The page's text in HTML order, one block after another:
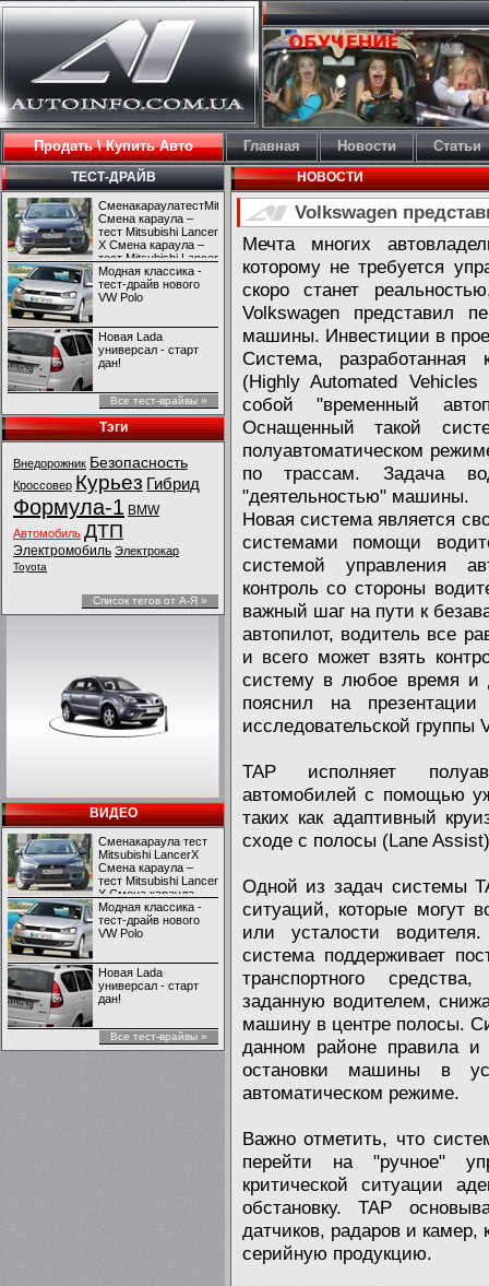
Продать \ Купить Авто Главная Новости Статьи
ТЕСТ-ДРАЙВ
СменакараулатестMitsubishiLancerX
Смена караула –
тест Mitsubishi Lancer
X Смена караула –
тест Mitsubishi Lancer
X
Модная классика -
тест-драйв нового
VW Polo
Новая Lada
универсал - старт
дан!
Все тест-врайвы »
Тэги
Внедорожник Безопасность
Кроссовер Курьез Гибрид
Формула-1 BMW
Автомобиль ДТП
Электромобиль Электрокар
Toyota
Список тегов от А-Я »
ВИДЕО
Сменакараула тест
Mitsubishi LancerX
Смена караула –
тест Mitsubishi Lancer
X Смена караула –
тест Mitsubishi Lancer
X
Модная классика -
тест-драйв нового
VW Polo
Новая Lada
универсал - старт
дан!
Все тест-врайвы »
НОВОСТИ
Volkswagen
Мечта многих
которому не требуется
скоро станет
Volkswagen представил
машины. Инвестиции в
Система, разработанная
(Highly Automated
собой "временный
Оснащенный такой
полуавтоматическом
по трассам. Задача
"деятельностью" машины.
Новая система является
системами помощи
системой управления
контроль со стороны
важный шаг на пути к
автопилот, водитель все
и всего может взять
систему в любое время и
пояснил на презентации
исследовательской
TAP исполняет
автомобилей с помощью
таких как адаптивный
сходе с полосы (Lane
Одной из задач системы
ситуаций, которые могут
или усталости
система поддерживает
транспортного
заданную водителем,
машину в центре полосы.
данном районе правила и
остановки машины в
автоматическом режиме.
Важно отметить, что
перейти на "ручное"
критической ситуации
обстановку. TAP
датчиков, радаров и
серийную продукцию.